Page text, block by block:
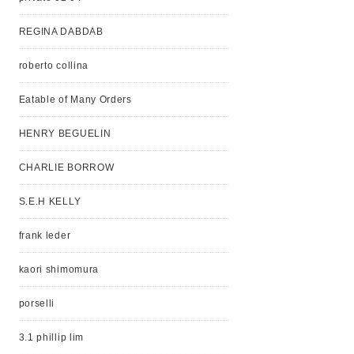
REGINA DABDAB
roberto collina
Eatable of Many Orders
HENRY BEGUELIN
CHARLIE BORROW
S.E.H KELLY
frank leder
kaori shimomura
porselli
3.1 phillip lim